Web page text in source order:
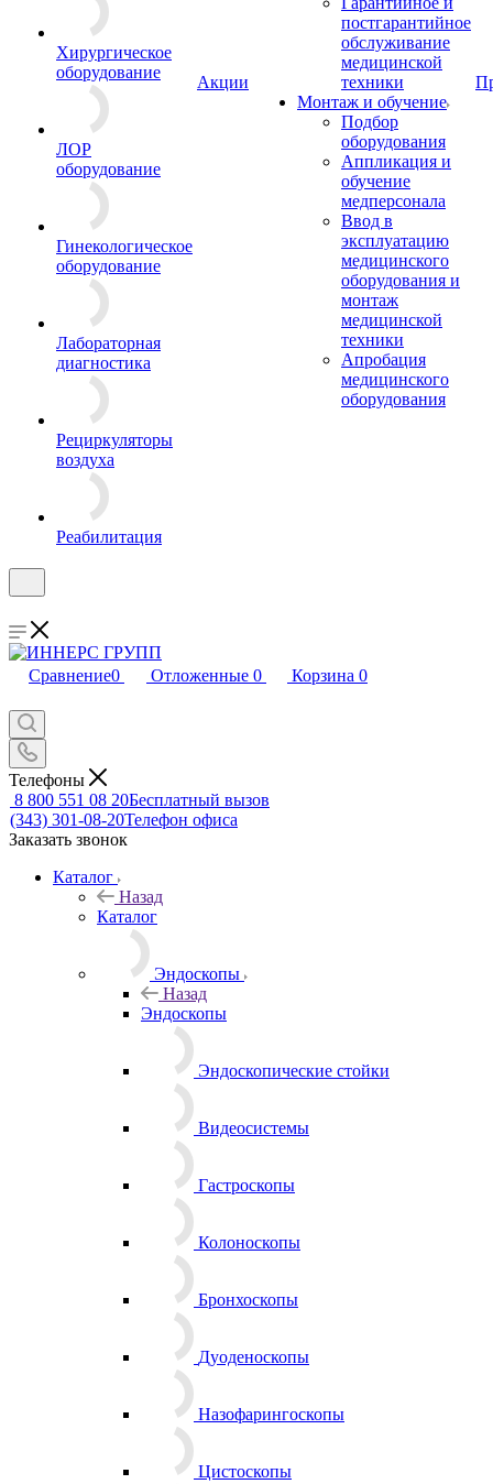
Хирургическое
оборудование
ЛОР
оборудование
Гинекологическое
оборудование
Лабораторная
диагностика
Рециркуляторы
воздуха
Реабилитация
Акции
постгарантийное
обслуживание
медицинской
техники
Монтаж и обучение
Подбор
оборудования
Аппликация и
обучение
медперсонала
Ввод в
эксплуатацию
медицинского
оборудования и
монтаж
медицинской
техники
Апробация
медицинского
оборудования
Сравнение0 Отложенные 0 Корзина 0
Телефоны
8 800 551 08 20Бесплатный вызов
(343) 301-08-20Телефон офиса
Заказать звонок
Каталог
Назад
Каталог
Эндоскопы
Назад
Эндоскопы
Эндоскопические стойки
Видеосистемы
Гастроскопы
Колоноскопы
Бронхоскопы
Дуоденоскопы
Назофарингоскопы
Цистоскопы